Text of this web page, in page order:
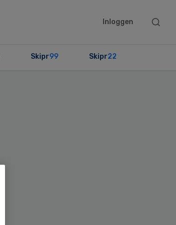
Inloggen
Search
Skipr99 Skipr22